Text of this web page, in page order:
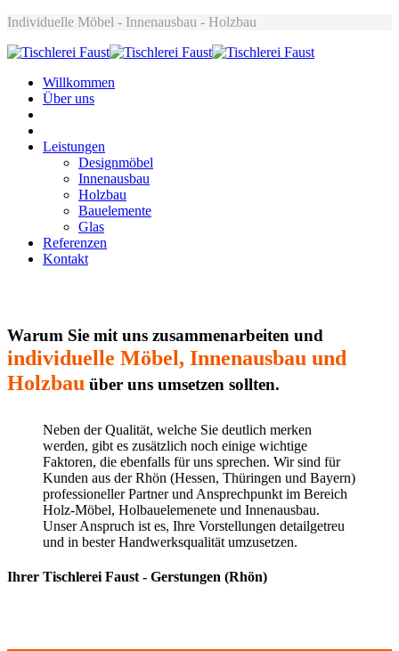
Individuelle Möbel - Innenausbau - Holzbau
Willkommen
Über uns
Leistungen
Designmöbel
Innenausbau
Holzbau
Bauelemente
Glas
Referenzen
Kontakt
Warum Sie mit uns zusammenarbeiten und
individuelle Möbel, Innenausbau und
Holzbau über uns umsetzen sollten.
Neben der Qualität, welche Sie deutlich merken
werden, gibt es zusätzlich noch einige wichtige
Faktoren, die ebenfalls für uns sprechen. Wir sind für
Kunden aus der Rhön (Hessen, Thüringen und Bayern)
professioneller Partner und Ansprechpunkt im Bereich
Holz-Möbel, Holbauelemenete und Innenausbau.
Unser Anspruch ist es, Ihre Vorstellungen detailgetreu
und in bester Handwerksqualität umzusetzen.
Ihrer Tischlerei Faust - Gerstungen (Rhön)